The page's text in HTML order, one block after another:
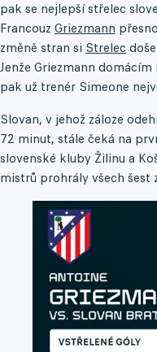
pak se nejlepší střelec
Francouz Griezmann
změně stran si Strelec
Jenže Griezmann
pak už trenér Simeone
Slovan, v jehož záloze
72 minut, stále čeká na
slovenské kluby Žilinu a
mistrů prohrály všech šest